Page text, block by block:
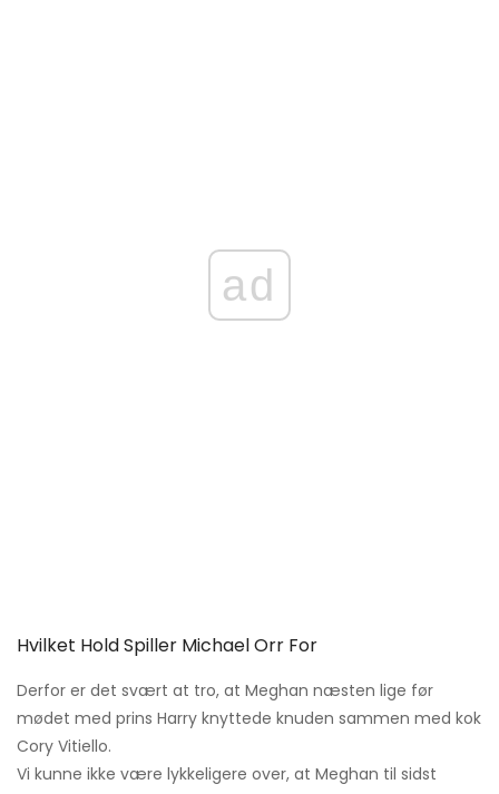
ad
Hvilket Hold Spiller Michael Orr For
Derfor er det svært at tro, at Meghan næsten lige før
mødet med prins Harry knyttede knuden sammen med kok
Cory Vitiello.
Vi kunne ikke være lykkeligere over, at Meghan til sidst